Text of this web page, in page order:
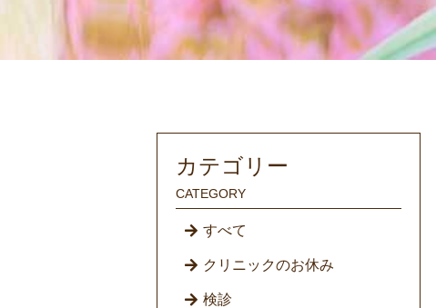
カテゴリー
CATEGORY
すべて
クリニックのお休み
検診